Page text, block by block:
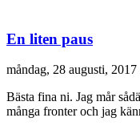
En liten paus
måndag, 28 augusti, 2017
Bästa fina ni. Jag mår
många fronter och jag